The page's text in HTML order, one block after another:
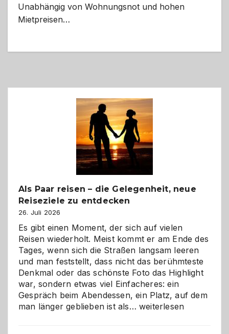
Unabhängig von Wohnungsnot und hohen
Mietpreisen…
Als Paar reisen – die Gelegenheit, neue
Reiseziele zu entdecken
26. Juli 2026
Es gibt einen Moment, der sich auf vielen
Reisen wiederholt. Meist kommt er am Ende des
Tages, wenn sich die Straßen langsam leeren
und man feststellt, dass nicht das berühmteste
Denkmal oder das schönste Foto das Highlight
war, sondern etwas viel Einfacheres: ein
Gespräch beim Abendessen, ein Platz, auf dem
man länger geblieben ist als… Als
weiterlesen